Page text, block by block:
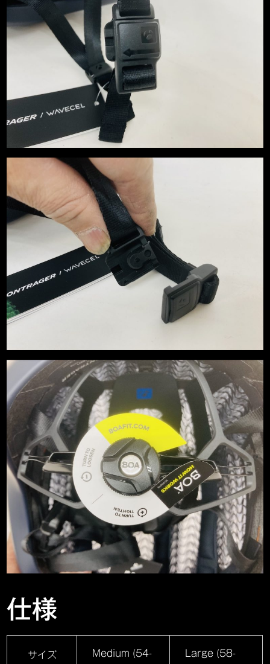
仕様
サイズ Medium (54- Large (58-